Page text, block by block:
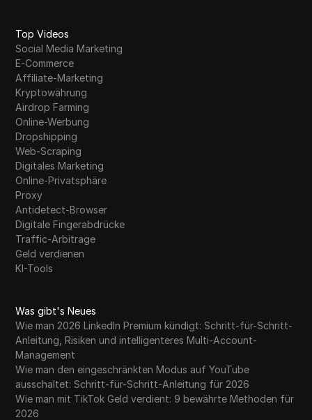
Top Videos
Social Media Marketing
E-Commerce
Affiliate-Marketing
Kryptowährung
Airdrop Farming
Online-Werbung
Dropshipping
Web-Scraping
Digitales Marketing
Online-Privatsphäre
Proxy
Antidetect-Browser
Digitale Fingerabdrücke
Traffic-Arbitrage
Geld verdienen
KI-Tools
Was gibt's Neues
Wie man 2026 LinkedIn Premium kündigt: Schritt-für-Schritt-
Anleitung, Risiken und intelligenteres Multi-Account-
Management
Wie man den eingeschränkten Modus auf YouTube
ausschaltet: Schritt-für-Schritt-Anleitung für 2026
Wie man mit TikTok Geld verdient: 9 bewährte Methoden für
2026